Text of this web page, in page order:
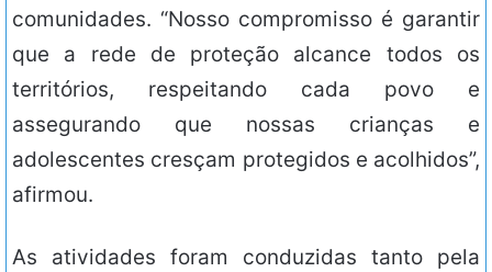
comunidades. “Nosso compromisso é garantir
que a rede de proteção alcance todos os
territórios, respeitando cada povo e
assegurando que nossas crianças e
adolescentes cresçam protegidos e acolhidos”,
afirmou.
As atividades foram conduzidas tanto pela